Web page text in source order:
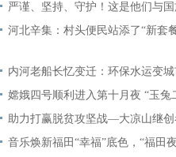
严谨、坚持、守护！这是他们与
河北辛集：村头便民站添了“新套
内河老船长忆变迁：环保水运变
嫦娥四号顺利进入第十月夜 “玉兔
助力打赢脱贫攻坚战—大凉山继
音乐焕新福田“幸福”底色，“福田